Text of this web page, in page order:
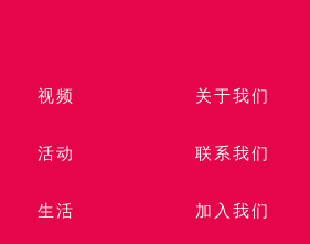
视频​
活动
生活
关于我们
联系我们
加入我们